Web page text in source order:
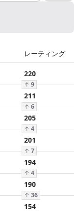
レーティング
220
↑ 9
211
↑ 6
205
↑ 4
201
↑ 7
194
↑ 4
190
↑ 36
154